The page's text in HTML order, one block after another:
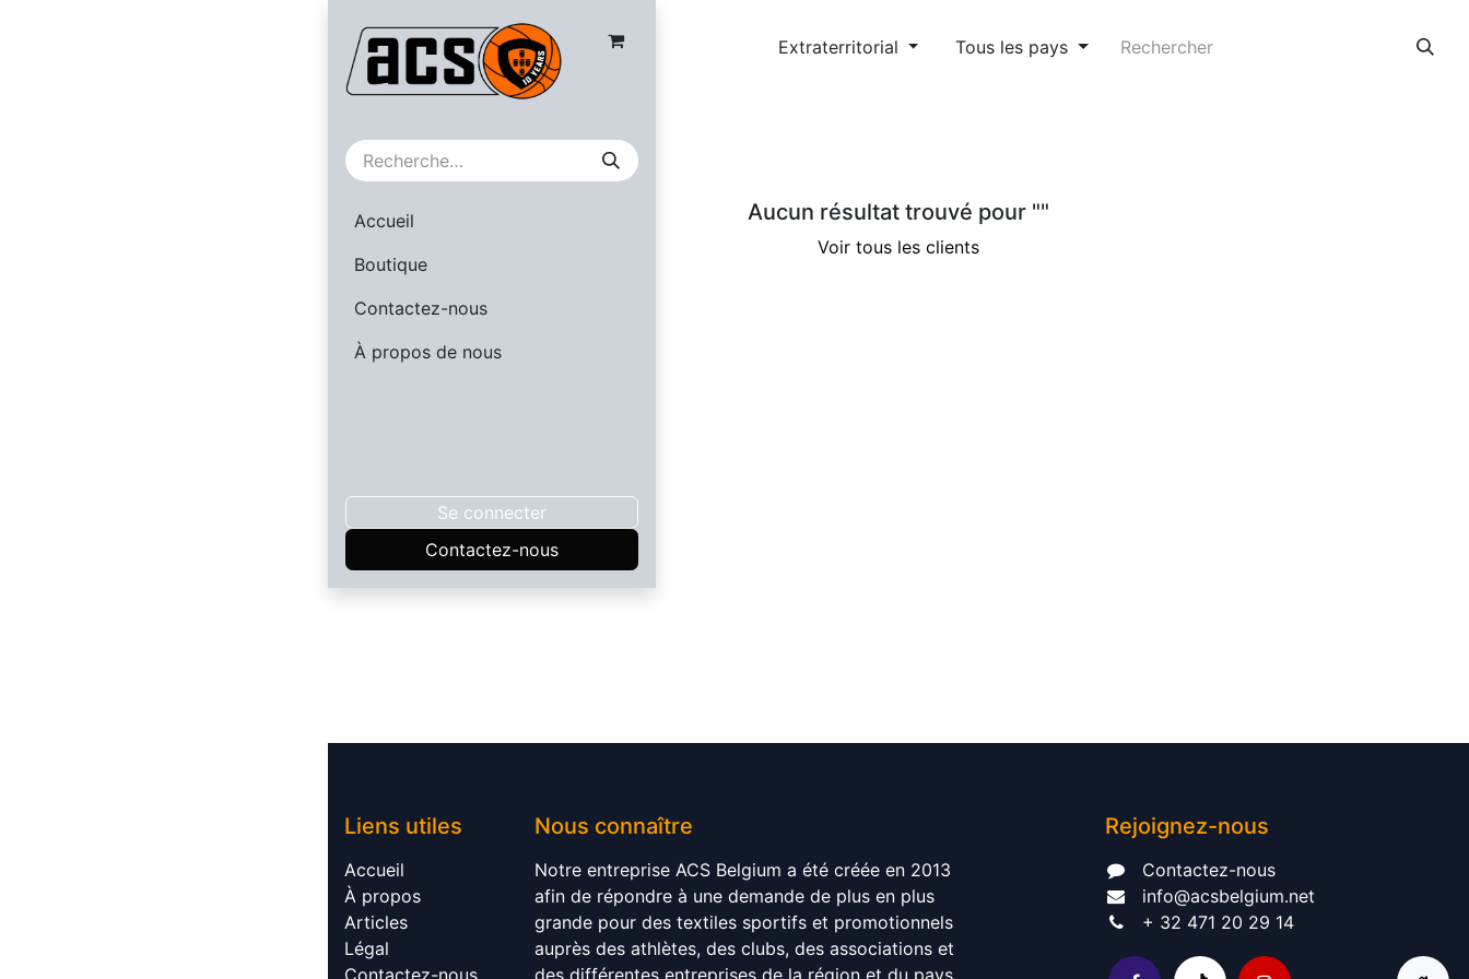
Accueil
Boutique
Contactez-nous
À propos de nous
Se connecter
Contactez-nous
Nos références Extraterritorial Tous les pays
Aucun résultat trouvé pour ""
Voir tous les clients
Liens utile​​s
Accueil​
À propos​
Articles​
Légal​
Contactez-nous
Nous connaître
Notre entreprise ACS Belgium a été créée en 2013
afin de répondre à une demande de plus en plus
grande pour des textiles sportifs et promotionnels
auprès des athlètes, des clubs, des associations et
des différentes entreprises de la région et du pays.
Rejoignez-nous
Contactez-nous​
info@acsbelgium.net
+ 32 471 20 29 14